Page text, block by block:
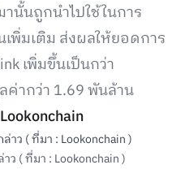
นั้นถูกนำไปใช้ในการ
พิ่มเติม ส่งผลให้ยอดการ
เพิ่มขึ้นเป็นกว่า
ากว่า 1.69 พันล้าน
( ที่มา : Lookonchain )